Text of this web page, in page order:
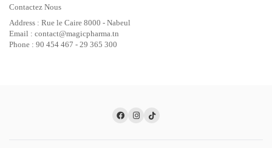
Contactez Nous
Address : Rue le Caire 8000 - Nabeul
Email : contact@magicpharma.tn
Phone : 90 454 467 - 29 365 300